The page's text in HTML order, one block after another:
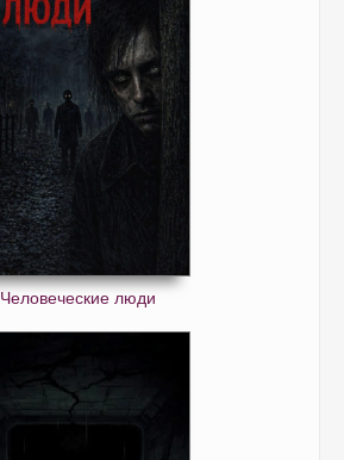
Человеческие люди